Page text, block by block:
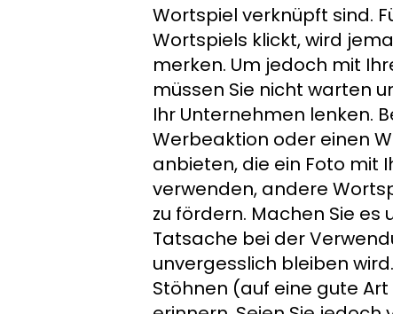
Wortspiel verknüpft sind.
Wortspiels klickt, wird
merken. Um jedoch mit
müssen Sie nicht warten
Ihr Unternehmen lenken.
Werbeaktion oder einen
anbieten, die ein Foto mit
verwenden, andere
zu fördern. Machen Sie
Tatsache bei der
unvergesslich bleiben
Stöhnen (auf eine gute